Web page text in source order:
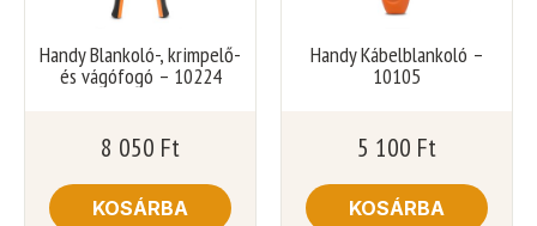
Handy Blankoló-, krimpelő-
és vágófogó – 10224
8 050 Ft
KOSÁRBA
Handy Kábelblankoló –
10105
5 100 Ft
KOSÁRBA